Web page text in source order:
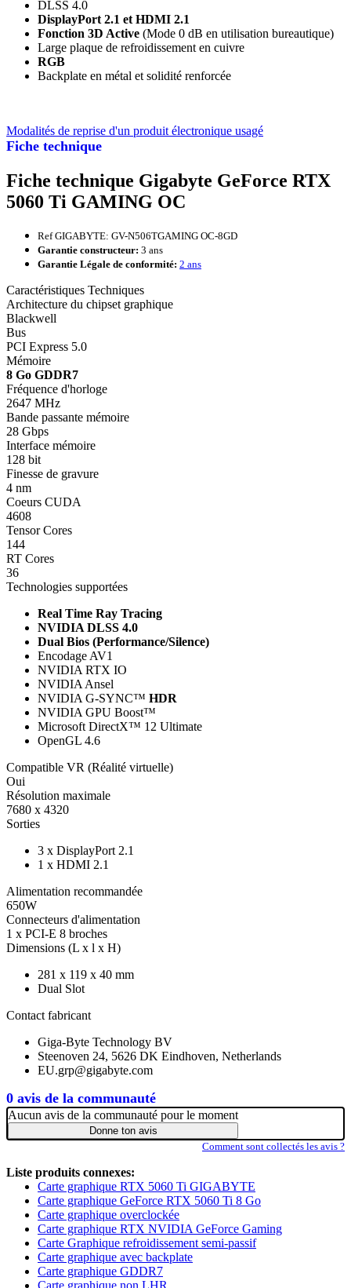
Fiche technique
0 avis de la communauté
DLSS 4.0
DisplayPort 2.1 et HDMI 2.1
Fonction 3D Active (Mode 0 dB en utilisation bureautique)
Large plaque de refroidissement en cuivre
RGB
Backplate en métal et solidité renforcée
Modalités de reprise d'un produit électronique usagé
Fiche technique Gigabyte GeForce RTX
5060 Ti GAMING OC
Ref GIGABYTE: GV-N506TGAMING OC-8GD
Garantie constructeur: 3 ans
Garantie Légale de conformité: 2 ans
Caractéristiques Techniques
Architecture du chipset graphique
Blackwell
Bus
PCI Express 5.0
Mémoire
8 Go GDDR7
Fréquence d'horloge
2647 MHz
Bande passante mémoire
28 Gbps
Interface mémoire
128 bit
Finesse de gravure
4 nm
Coeurs CUDA
4608
Tensor Cores
144
RT Cores
36
Technologies supportées
Real Time Ray Tracing
NVIDIA DLSS 4.0
Dual Bios (Performance/Silence)
Encodage AV1
NVIDIA RTX IO
NVIDIA Ansel
NVIDIA G-SYNC™ HDR
NVIDIA GPU Boost™
Microsoft DirectX™ 12 Ultimate
OpenGL 4.6
Compatible VR (Réalité virtuelle)
Oui
Résolution maximale
7680 x 4320
Sorties
3 x DisplayPort 2.1
1 x HDMI 2.1
Alimentation recommandée
650W
Connecteurs d'alimentation
1 x PCI-E 8 broches
Dimensions (L x l x H)
281 x 119 x 40 mm
Dual Slot
Contact fabricant
Giga-Byte Technology BV
Steenoven 24, 5626 DK Eindhoven, Netherlands
EU.grp@gigabyte.com
Aucun avis de la communauté pour le moment
Donne ton avis
Comment sont collectés les avis ?
Liste produits connexes:
Carte graphique RTX 5060 Ti GIGABYTE
Carte graphique GeForce RTX 5060 Ti 8 Go
Carte graphique overclockée
Carte graphique RTX NVIDIA GeForce Gaming
Carte Graphique refroidissement semi-passif
Carte graphique avec backplate
Carte graphique GDDR7
Carte graphique non LHR